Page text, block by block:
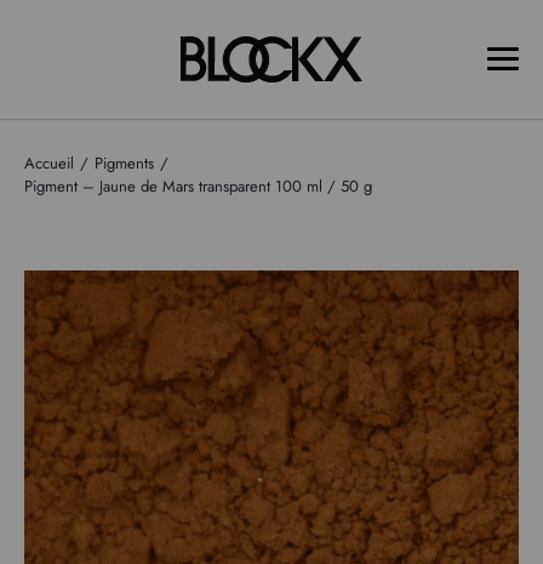
Accueil
Pigments
Pigment – Jaune de Mars transparent 100 ml / 50 g